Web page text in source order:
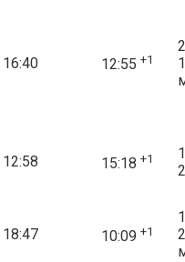
16:40 12:55 +1
12:58 15:18 +1
18:47 10:09 +1